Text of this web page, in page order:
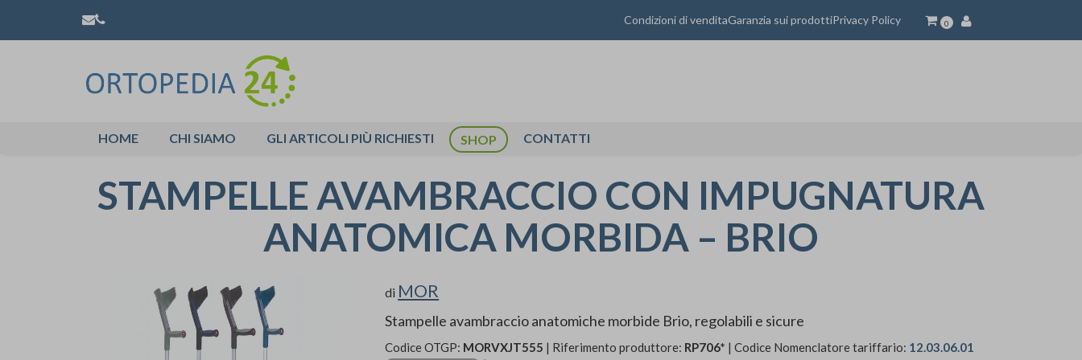
Condizioni di venditaGaranzia sui prodottiPrivacy Policy 0
HOME CHI SIAMO GLI ARTICOLI PIÙ RICHIESTI SHOP CONTATTI
STAMPELLE AVAMBRACCIO CON IMPUGNATURA
ANATOMICA MORBIDA – BRIO
di MOR
Stampelle avambraccio anatomiche morbide Brio, regolabili e sicure
Codice OTGP: MORVXJT555 | Riferimento produttore: RP706* | Codice Nomenclatore tariffario: 12.03.06.01